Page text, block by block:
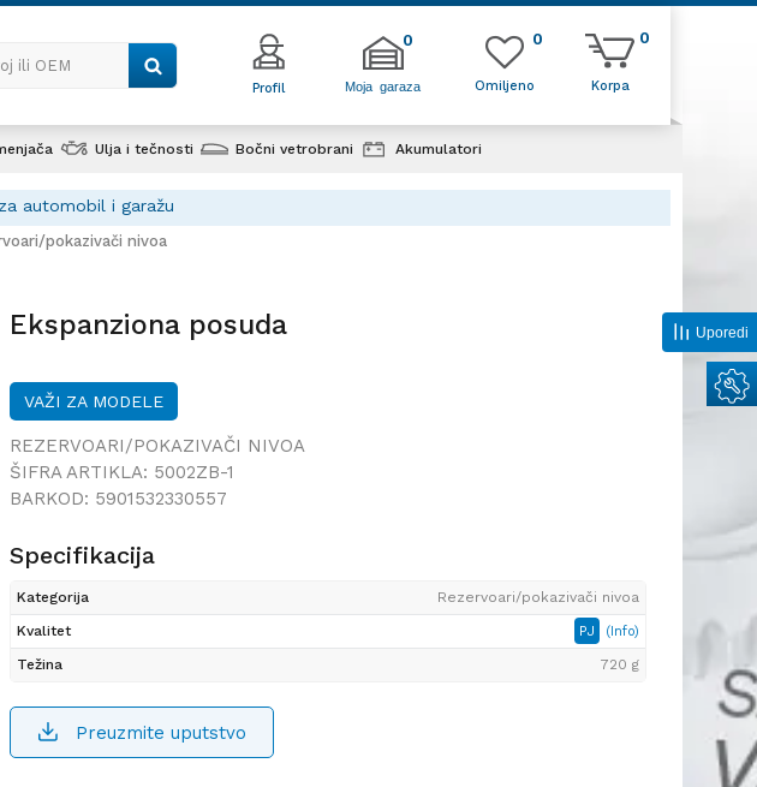
ili OEM
Profil Moja garaza
0
Korpa
0
Omiljeno
0
Ulja i tečnosti Bočni vetrobrani Akumulatori
automobil i garažu
pokazivači nivoa
Ekspanziona posuda
VAŽI ZA MODELE
REZERVOARI/POKAZIVAČI NIVOA
ŠIFRA ARTIKLA: 5002ZB-1
BARKOD: 5901532330557
Specifikacija
Kategorija
Rezervoari/pokazivači nivoa
Kvalitet
PJ (Info)
Težina 720 g
Preuzmite uputstvo
Uporedi